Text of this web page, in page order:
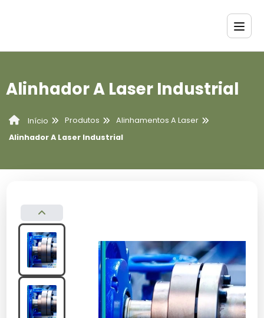
Alinhador A Laser Industrial
Início Produtos
Alinhamentos A Laser
Alinhador A Laser Industrial